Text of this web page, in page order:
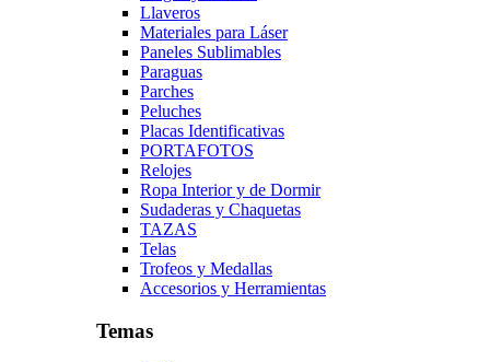
Llaveros
Materiales para Láser
Paneles Sublimables
Paraguas
Parches
Peluches
Placas Identificativas
PORTAFOTOS
Relojes
Ropa Interior y de Dormir
Sudaderas y Chaquetas
TAZAS
Telas
Trofeos y Medallas
Accesorios y Herramientas
Temas